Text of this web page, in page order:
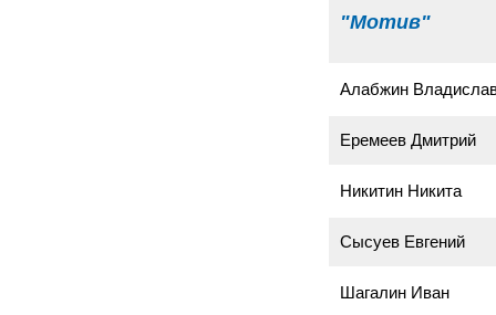
"Мотив"
Алабжин
Еремеев Дмитрий
Никитин Никита
Сысуев Евгений
Шагалин Иван